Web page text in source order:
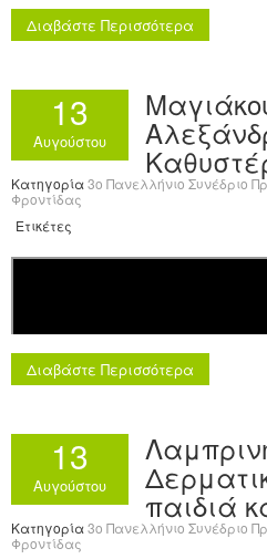
Διαβάστε Περισσότερα
13
Αυγούστου
Κατηγορία3o Πανελλήνιο Συνέδριο
Φροντίδας
Ετικέτες
Διαβάστε Περισσότερα
13
Αυγούστου
παιδιά
Κατηγορία3o Πανελλήνιο Συνέδριο
Φροντίδας